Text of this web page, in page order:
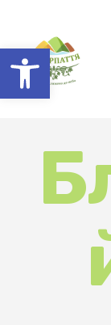
Відкрити Панель інструментів